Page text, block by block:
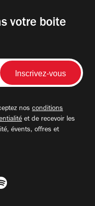
votre boite
nos conditions
et de recevoir les
évents, offres et